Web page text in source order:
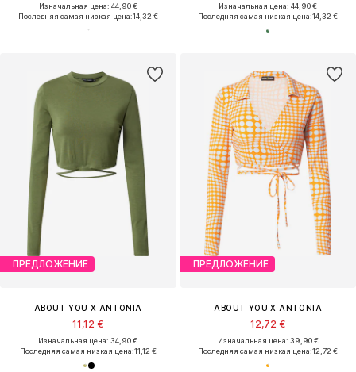
Изначальная цена: 44,90 €
Последняя самая низкая цена:14,32 €
Изначальная цена: 44,90 €
Последняя самая низкая цена:14,32 €
ПРЕДЛОЖЕНИЕ
ABOUT YOU X ANTONIA
11,12 €
Изначальная цена: 34,90 €
Последняя самая низкая цена:11,12 €
ПРЕДЛОЖЕНИЕ
ABOUT YOU X ANTONIA
12,72 €
Изначальная цена: 39,90 €
Последняя самая низкая цена:12,72 €